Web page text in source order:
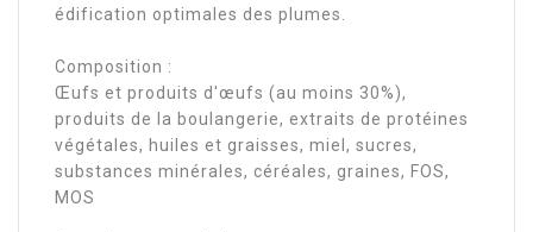
édification optimales des plumes.
Composition :
Œufs et produits d'œufs (au moins 30%),
produits de la boulangerie, extraits de protéines
végétales, huiles et graisses, miel, sucres,
substances minérales, céréales, graines, FOS,
MOS